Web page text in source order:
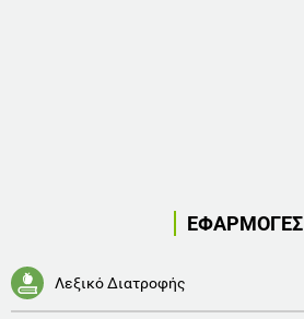
ΕΦΑΡΜΟΓΕΣ
Λεξικό Διατροφής